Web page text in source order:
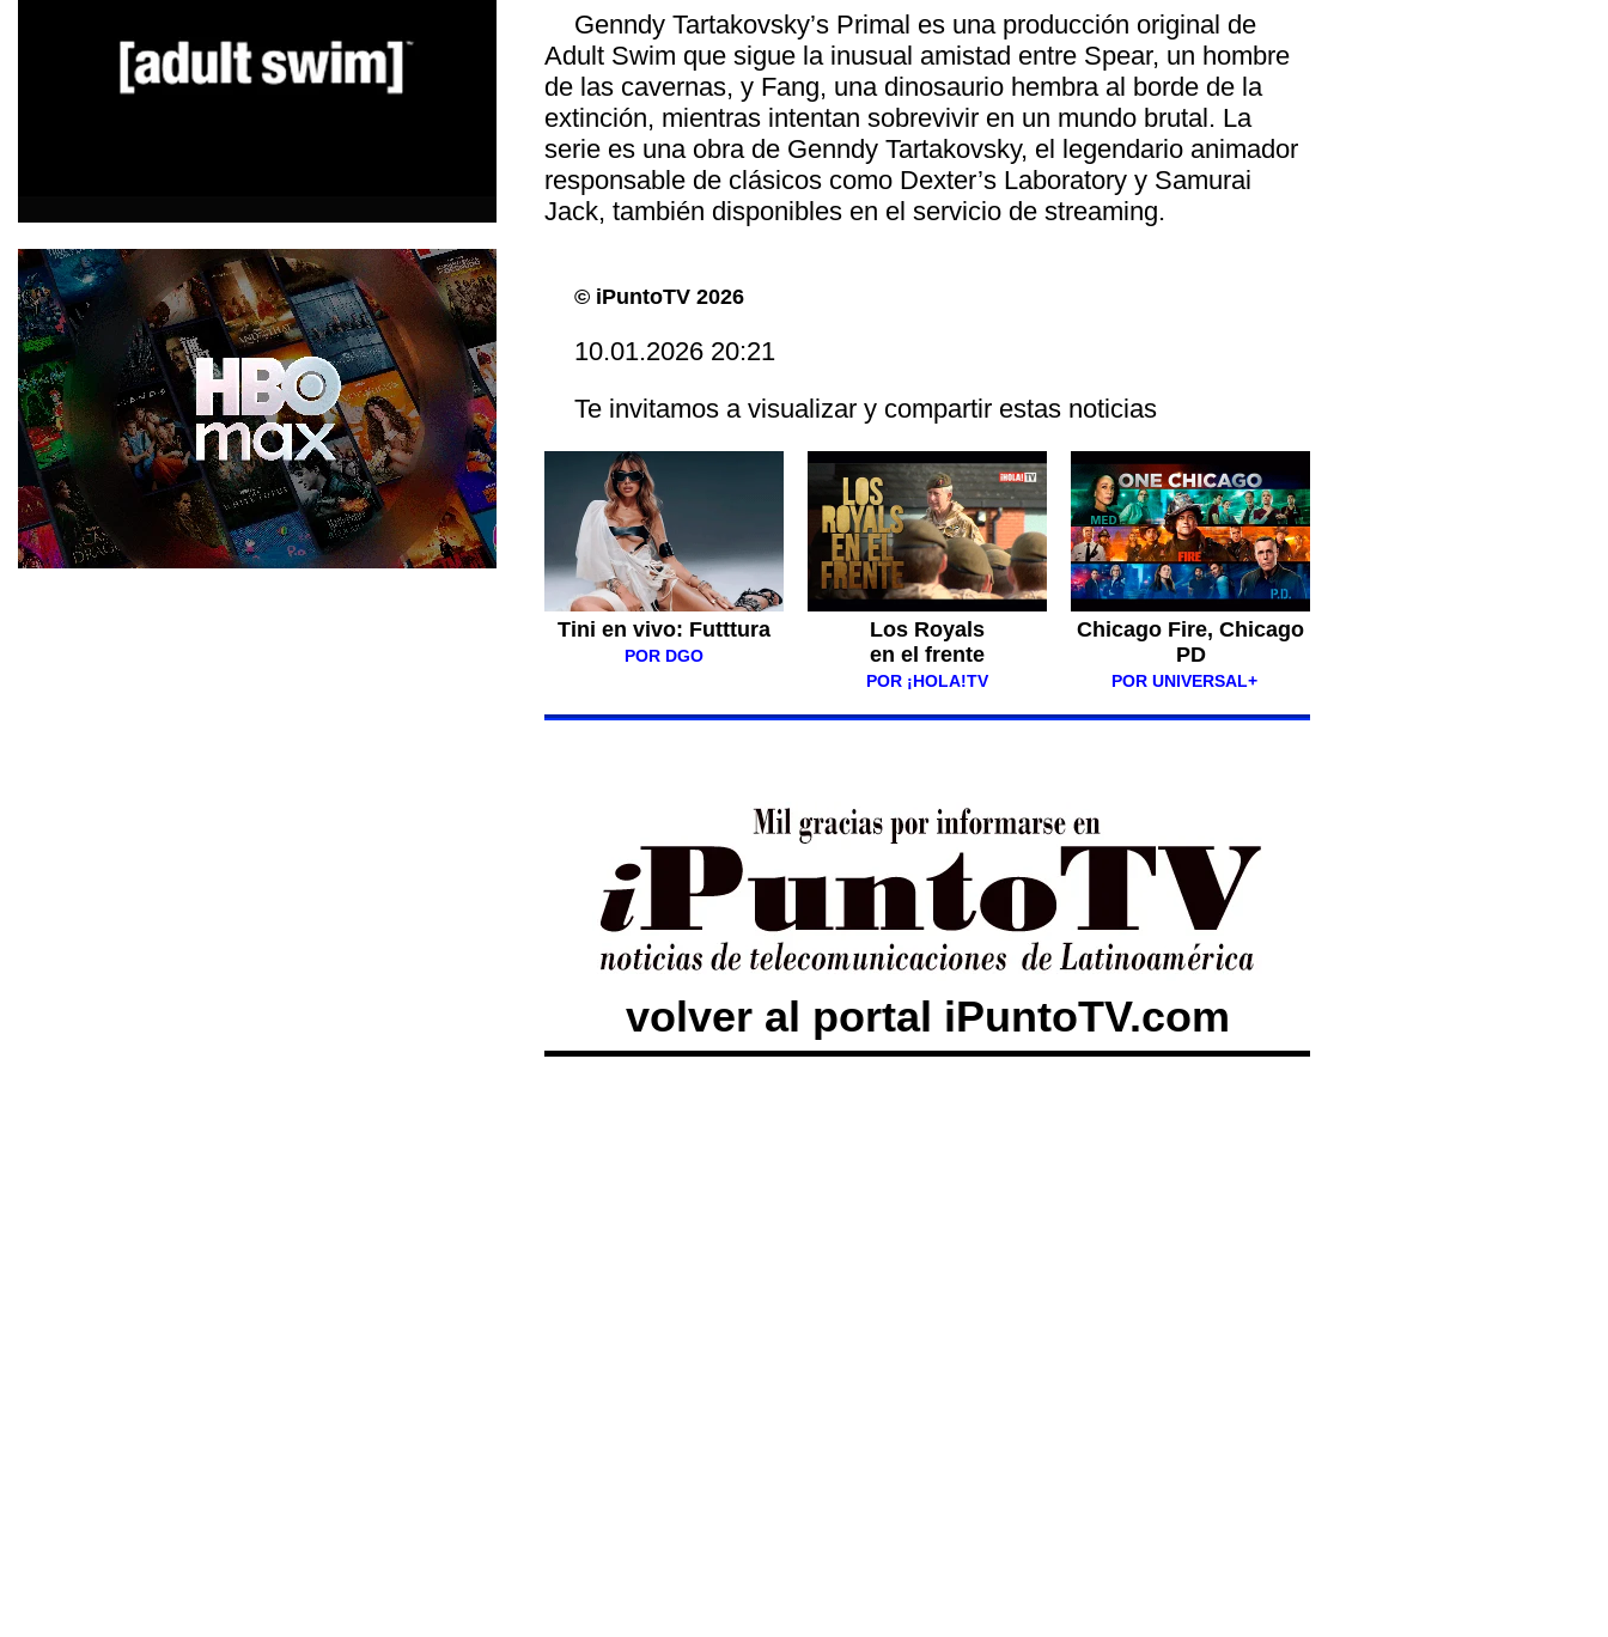
Genndy Tartakovsky’s Primal es una producción original de
Adult Swim que sigue la inusual amistad entre Spear, un hombre
de las cavernas, y Fang, una dinosaurio hembra al borde de la
extinción, mientras intentan sobrevivir en un mundo brutal. La
serie es una obra de Genndy Tartakovsky, el legendario animador
responsable de clásicos como Dexter’s Laboratory y Samurai
Jack, también disponibles en el servicio de streaming.
© iPuntoTV 2026
10.01.2026 20:21
Te invitamos a visualizar y compartir estas noticias
Tini en vivo: Futttura
POR DGO
Los Royals
en el frente
POR ¡HOLA!TV
Chicago Fire, Chicago
PD
POR UNIVERSAL+
volver al portal iPuntoTV.com